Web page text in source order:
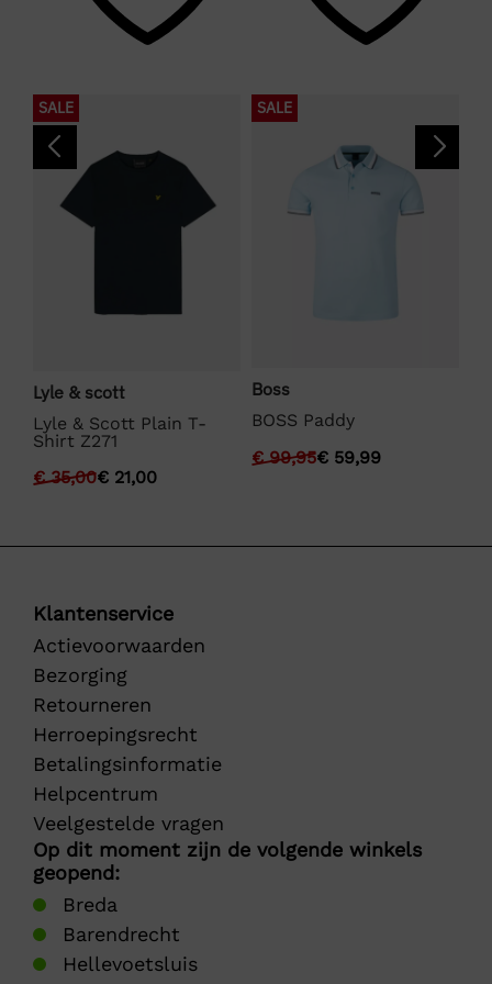
SALE
Lyle & scott
Lyle & Scott Plain T-
Shirt Z271
€35,00€ 21,00
SALE
Boss
BOSS Paddy
€99,95€ 59,99
Klantenservice
Actievoorwaarden
Bezorging
Retourneren
Herroepingsrecht
Betalingsinformatie
Helpcentrum
Veelgestelde vragen
Op dit moment zijn de volgende winkels
geopend:
Breda
Barendrecht
Hellevoetsluis